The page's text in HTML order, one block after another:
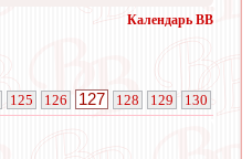
Календарь ВВ
125 126 127 128 129 130